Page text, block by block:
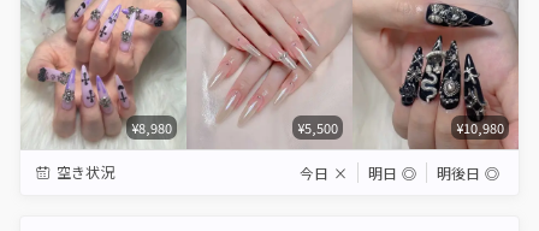
¥8,980 ¥5,500 ¥10,980
空き状況 今日 × 明日 ◎ 明後日 ◎